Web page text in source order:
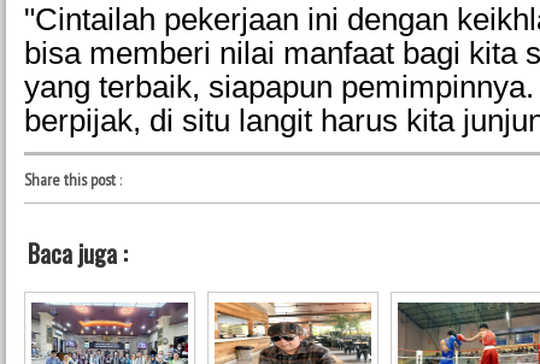
"Cintailah pekerjaan ini dengan
bisa memberi nilai manfaat bagi kita
yang terbaik, siapapun
berpijak, di situ langit harus kita
Share this post:
Baca juga :